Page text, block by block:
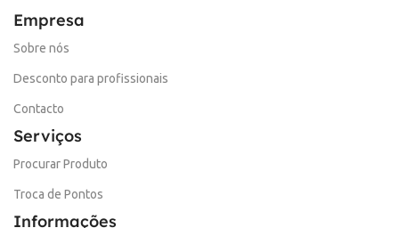
Empresa
Sobre nós
Desconto para profissionais
Contacto
Serviços
Procurar Produto
Troca de Pontos
Informações